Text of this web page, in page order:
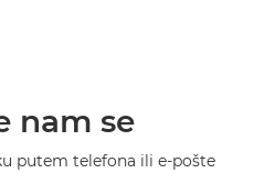
nam se
putem telefona ili e-pošte